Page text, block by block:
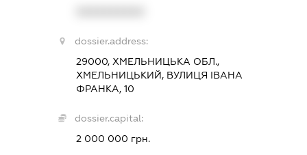
dossier.address:
29000, ХМЕЛЬНИЦЬКА ОБЛ.,
ХМЕЛЬНИЦЬКИЙ, ВУЛИЦЯ ІВАНА
ФРАНКА, 10
dossier.capital:
2 000 000 грн.